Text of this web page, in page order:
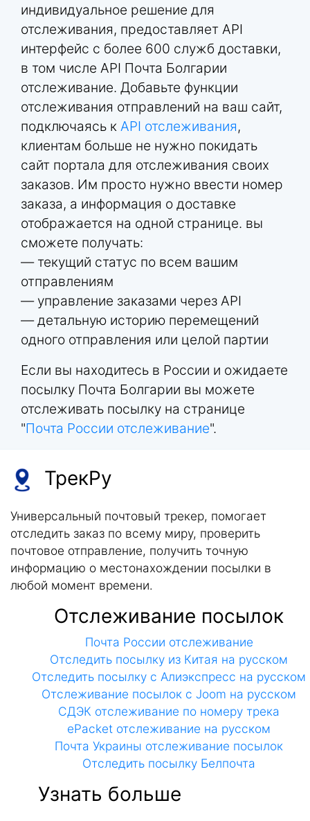
индивидуальное решение для
отслеживания, предоставляет API
интерфейс с более 600 служб доставки,
в том числе API Почта Болгарии
отслеживание. Добавьте функции
отслеживания отправлений на ваш сайт,
подключаясь к API отслеживания,
клиентам больше не нужно покидать
сайт портала для отслеживания своих
заказов. Им просто нужно ввести номер
заказа, а информация о доставке
отображается на одной странице. вы
сможете получать:
— текущий статус по всем вашим
отправлениям
— управление заказами через API
— детальную историю перемещений
одного отправления или целой партии
Если вы находитесь в России и ожидаете
посылку Почта Болгарии вы можете
отслеживать посылку на странице
"Почта России отслеживание".
ТрекРу
Универсальный почтовый трекер, помогает
отследить заказ по всему миру, проверить
почтовое отправление, получить точную
информацию о местонахождении посылки в
любой момент времени.
Отслеживание посылок
Почта России отслеживание
Отследить посылку из Китая на русском
Отследить посылку с Алиэкспресс на русском
Отслеживание посылок с Joom на русском
СДЭК отслеживание по номеру трека
ePacket отслеживание на русском
Почта Украины отслеживание посылок
Отследить посылку Белпочта
Узнать больше